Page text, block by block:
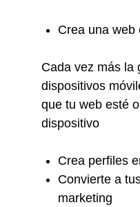
Crea una web
Cada vez más la
dispositivos
que tu web esté
dispositivo
Crea perfiles
Convierte a
marketing